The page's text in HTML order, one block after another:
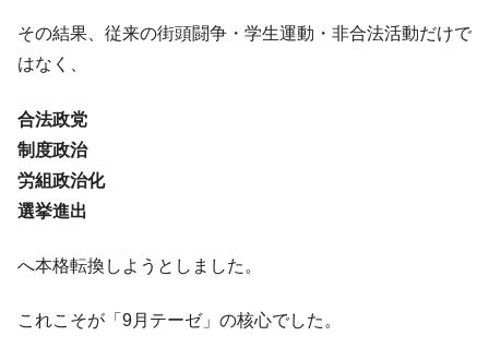
Fact1 今話題の「楽天ライオンズ」とは？
Fact1
える賞金とは？
Fact1
Fact1
発表から2日で大崩壊、鳴かず飛ばずに終わりそう
なスーパーリーグとは？
Fact1
日本人マスターズ挑戦の歴史。松山以前に最高位
だった選手とは？
Fact1
甲子園通算本塁打、最多の清原に次いで多く打っ
その結果、従来の街頭闘争・学生運動・非合法活動だけで
はなく、
合法政党
制度政治
労組政治化
選挙進出
へ本格転換しようとしました。
これこそが「9月テーゼ」の核心でした。